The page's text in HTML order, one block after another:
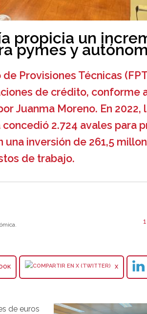
propicia un
pymes y
Provisiones Técnicas
de crédito, conforme
Juanma Moreno. En 2022,
2.724 avales para
inversión de 261,5
de trabajo.
X
de euros